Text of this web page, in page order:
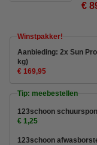
€
Winstpakker!
Aanbieding: 2x Sun
kg)
€ 169,95
Tip: meebestellen
123schoon
€ 1,25
123schoon